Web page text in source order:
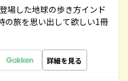
場した地球の歩き方インド
旅を思い出して欲しい1冊
詳細を見る